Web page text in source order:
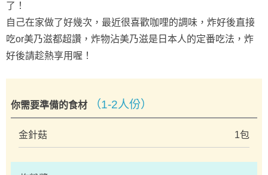
了！
自己在家做了好幾次，最近很喜歡咖哩的調味，炸好後直接
吃or美乃滋都超讚，炸物沾美乃滋是日本人的定番吃法，炸
好後請趁熱享用喔！
你需要準備的食材 （1-2人份）
金針菇 1包